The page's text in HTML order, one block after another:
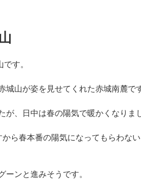
す。
城山が姿を見せてくれた赤城南麓で
が、日中は春の陽気で暖かくなりま
ら春本番の陽気になってもらわな
ーンと進みそうです。